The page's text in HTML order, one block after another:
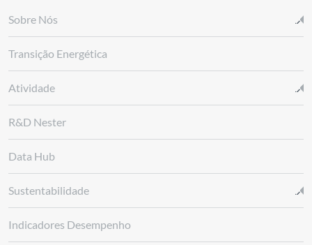
Sobre Nós
Transição Energética
Atividade
R&D Nester
Data Hub
Sustentabilidade
Indicadores Desempenho